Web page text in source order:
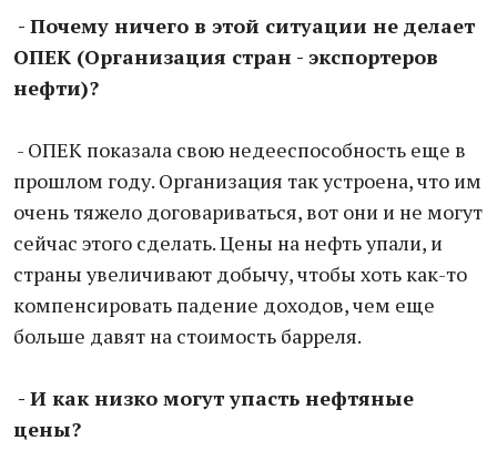
- Почему ничего в этой ситуации не делает
ОПЕК (Организация стран - экспортеров
нефти)?
- ОПЕК показала свою недееспособность еще в
прошлом году. Организация так устроена, что им
очень тяжело договариваться, вот они и не могут
сейчас этого сделать. Цены на нефть упали, и
страны увеличивают добычу, чтобы хоть как-то
компенсировать падение доходов, чем еще
больше давят на стоимость барреля.
- И как низко могут упасть нефтяные
цены?